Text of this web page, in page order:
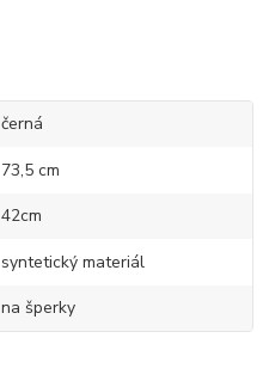
černá
73,5 cm
42cm
syntetický materiál
na šperky